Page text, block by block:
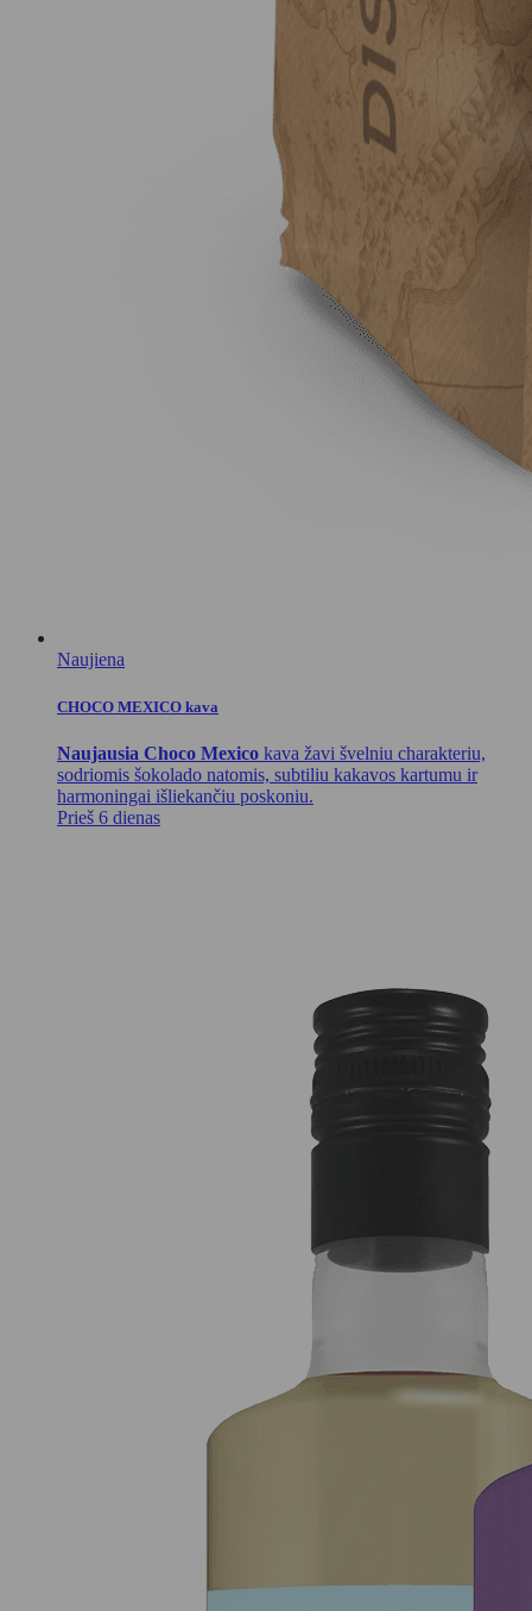
Naujiena
CHOCO MEXICO kava
Naujausia Choco Mexico kava žavi švelniu charakteriu,
sodriomis šokolado natomis, subtiliu kakavos kartumu ir
harmoningai išliekančiu poskoniu.
Prieš 6 dienas